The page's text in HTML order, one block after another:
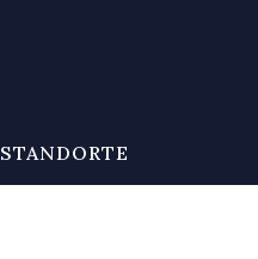
STANDORTE